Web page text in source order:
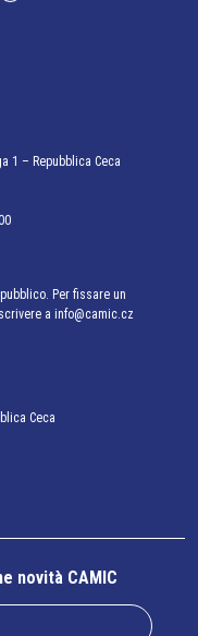
1 – Repubblica Ceca
Per fissare un
a info@camic.cz
Ceca
novità CAMIC